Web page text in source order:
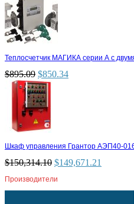
Теплосчетчик МАГИКА серии А с
$895.09 $850.34
Шкаф управления Грантор АЭП40-
$150,314.10 $149,671.21
Производители